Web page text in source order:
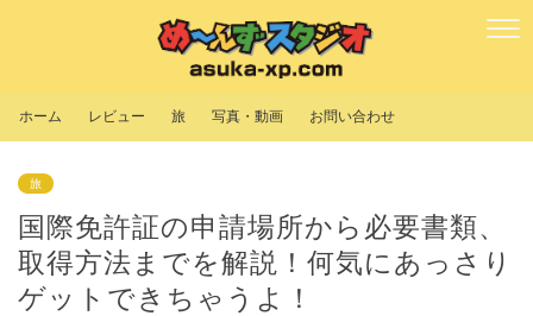
ホーム レビュー 旅 写真・動画 お問い合わせ
旅
国際免許証の申請場所から必要書類、
取得方法までを解説！何気にあっさり
ゲットできちゃうよ！